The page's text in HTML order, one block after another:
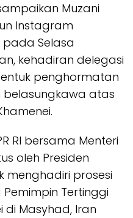
Muzani
Instagram
Selasa
kehadiran delegasi
penghormatan
belasungkawa atas
RI bersama Menteri
oleh Presiden
menghadiri prosesi
Tertinggi
di Masyhad, Iran